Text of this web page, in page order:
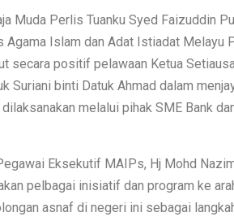
Muda Perlis Tuanku Syed Faizuddin
Agama Islam dan Adat Istiadat
secara positif pelawaan Ketua
Suriani binti Datuk Ahmad dalam
melalui pihak SME Bank
Eksekutif MAIPs, Hj Mohd
pelbagai inisiatif dan program ke
asnaf di negeri ini sebagai